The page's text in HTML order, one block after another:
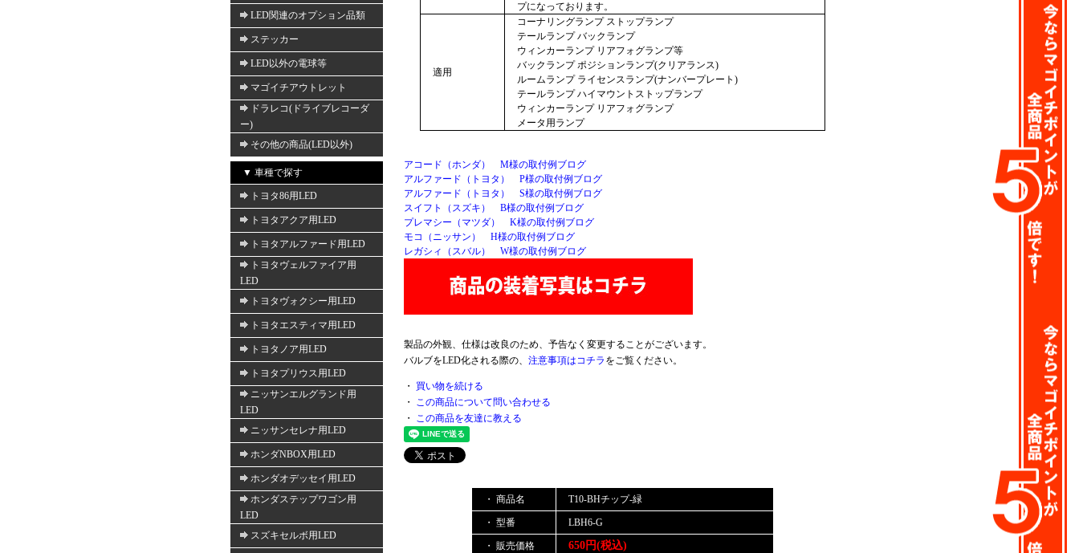
LED関連のオプション品類
ステッカー
LED以外の電球等
マゴイチアウトレット
ドラレコ(ドライブレコーダ
ー)
その他の商品(LED以外)
▼ 車種で探す
トヨタ86用LED
トヨタアクア用LED
トヨタアルファード用LED
トヨタヴェルファイア用
LED
トヨタヴォクシー用LED
トヨタエスティマ用LED
トヨタノア用LED
トヨタプリウス用LED
ニッサンエルグランド用
LED
ニッサンセレナ用LED
ホンダNBOX用LED
ホンダオデッセイ用LED
ホンダステップワゴン用
LED
スズキセルボ用LED
プになっております。
適用
コーナリングランプ ストップランプ
テールランプ バックランプ
ウィンカーランプ リアフォグランプ等
バックランプ ポジションランプ(クリアランス)
ルームランプ ライセンスランプ(ナンバープレート)
テールランプ ハイマウントストップランプ
ウィンカーランプ リアフォグランプ
メータ用ランプ
アコード（ホンダ） M様の取付例ブログ
アルファード（トヨタ） P様の取付例ブログ
アルファード（トヨタ） S様の取付例ブログ
スイフト（スズキ） B様の取付例ブログ
プレマシー（マツダ） K様の取付例ブログ
モコ（ニッサン） H様の取付例ブログ
レガシィ（スバル） W様の取付例ブログ
製品の外観、仕様は改良のため、予告なく変更することがございます。
バルブをLED化される際の、 注意事項はコチラ をご覧ください。
・ 買い物を続ける
・ この商品について問い合わせる
・ この商品を友達に教える
・ 商品名 T10-BHチップ-緑
・ 型番 LBH6-G
・ 販売価格 650円(税込)